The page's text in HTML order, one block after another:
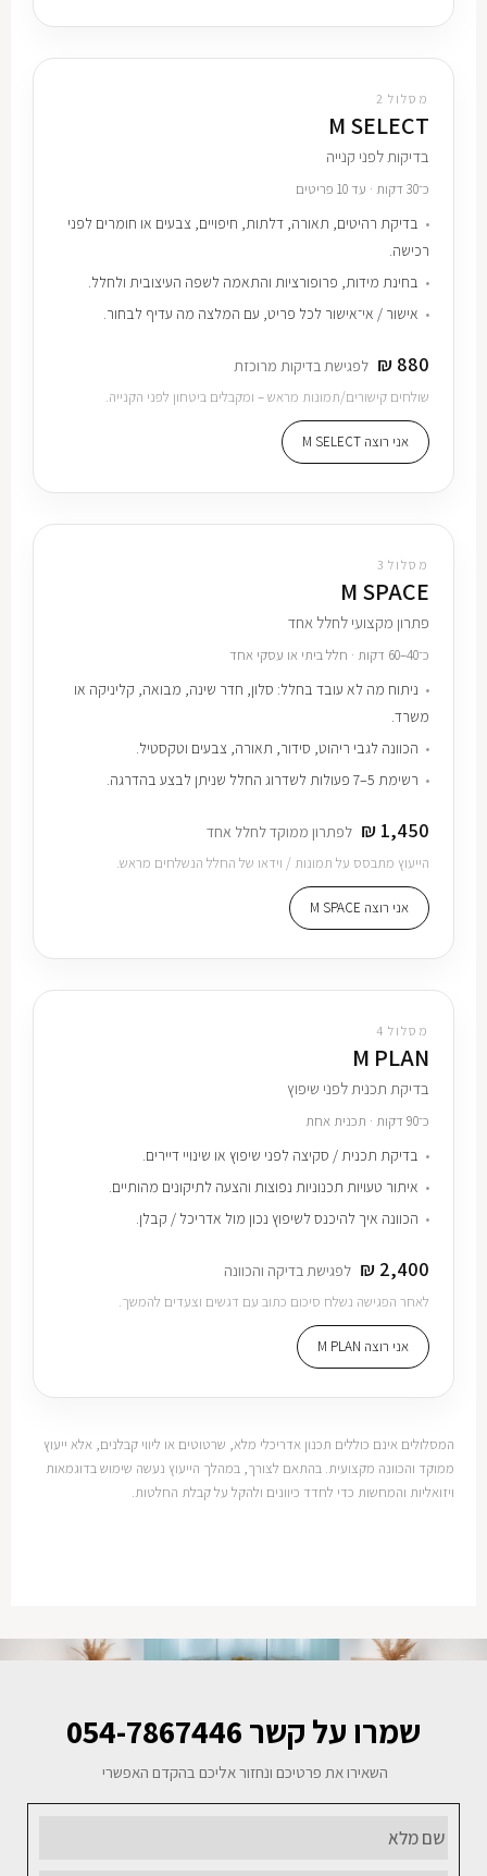
מסלול 2
M SELECT
בדיקות לפני קנייה
כ־30 דקות · עד 10 פריטים
בדיקת רהיטים, תאורה, דלתות, חיפויים, צבעים או חומרים לפני
רכישה.
בחינת מידות, פרופורציות והתאמה לשפה העיצובית ולחלל.
אישור / אי־אישור לכל פריט, עם המלצה מה עדיף לבחור.
880 ₪ לפגישת בדיקות מרוכזת
שולחים קישורים/תמונות מראש – ומקבלים ביטחון לפני הקנייה.
אני רוצה M SELECT
מסלול 3
M SPACE
פתרון מקצועי לחלל אחד
כ־40–60 דקות · חלל ביתי או עסקי אחד
ניתוח מה לא עובד בחלל: סלון, חדר שינה, מבואה, קליניקה או
משרד.
הכוונה לגבי ריהוט, סידור, תאורה, צבעים וטקסטיל.
רשימת 5–7 פעולות לשדרוג החלל שניתן לבצע בהדרגה.
1,450 ₪ לפתרון ממוקד לחלל אחד
הייעוץ מתבסס על תמונות / וידאו של החלל הנשלחים מראש.
אני רוצה M SPACE
מסלול 4
M PLAN
בדיקת תכנית לפני שיפוץ
כ־90 דקות · תכנית אחת
בדיקת תכנית / סקיצה לפני שיפוץ או שינויי דיירים.
איתור טעויות תכנוניות נפוצות והצעה לתיקונים מהותיים.
הכוונה איך להיכנס לשיפוץ נכון מול אדריכל / קבלן.
2,400 ₪ לפגישת בדיקה והכוונה
לאחר הפגישה נשלח סיכום כתוב עם דגשים וצעדים להמשך.
אני רוצה M PLAN
המסלולים אינם כוללים תכנון אדריכלי מלא, שרטוטים או ליווי קבלנים, אלא ייעוץ
ממוקד והכוונה מקצועית. בהתאם לצורך, במהלך הייעוץ נעשה שימוש בדוגמאות
ויזואליות והמחשות כדי לחדד כיוונים ולהקל על קבלת החלטות.
שמרו על קשר 054-7867446
השאירו את פרטיכם ונחזור אליכם בהקדם האפשרי